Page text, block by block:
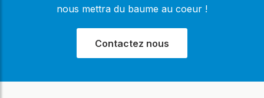
nous mettra du baume au coeur !
Contactez nous